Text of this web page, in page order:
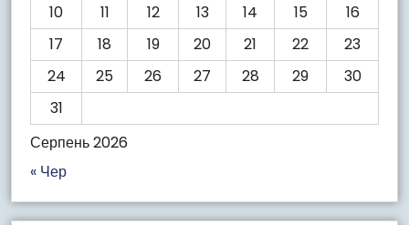
Серпень 2026
10
11 12 13 14 15
16
17
18 19 20 21 22
23
24
25 26 27 28 29
30
31
« Чер